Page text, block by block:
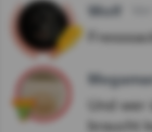
Wolf
Und
braucht